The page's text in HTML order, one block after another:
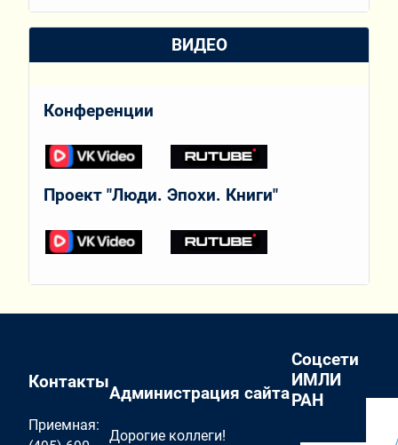
ВИДЕО
Конференции
Проект "Люди. Эпохи. Книги"
Контакты
Приемная:
Администрация сайта
Дорогие коллеги!
Соцсети
ИМЛИ
РАН